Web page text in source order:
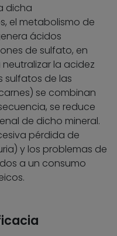
dicha
el metabolismo de
ácidos
de sulfato, en
la acidez
sulfatos de las
se combinan
se reduce
de dicho mineral.
pérdida de
y los problemas de
a un consumo